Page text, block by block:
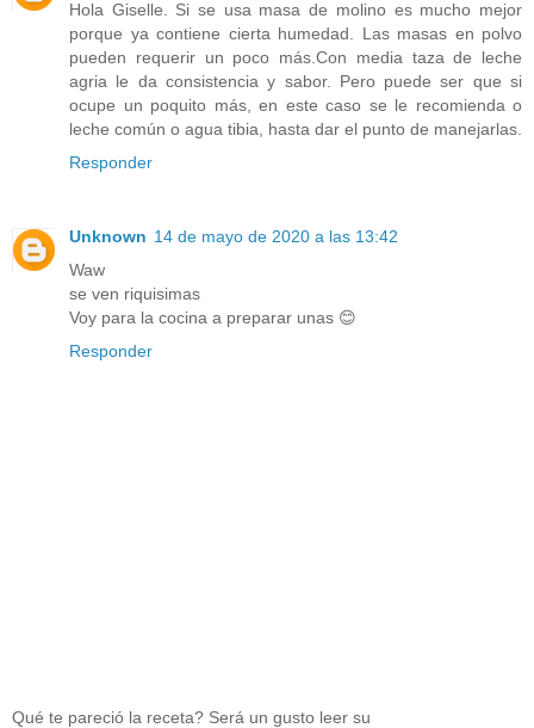
Hola Giselle. Si se usa masa de molino es mucho mejor
porque ya contiene cierta humedad. Las masas en polvo
pueden requerir un poco más.Con media taza de leche
agria le da consistencia y sabor. Pero puede ser que si
ocupe un poquito más, en este caso se le recomienda o
leche común o agua tibia, hasta dar el punto de manejarlas.
Responder
Unknown 14 de mayo de 2020 a las 13:42
Waw
se ven riquisimas
Voy para la cocina a preparar unas 😊
Responder
Qué te pareció la receta? Será un gusto leer su